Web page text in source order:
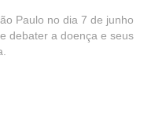
Paulo no dia 7 de junho
debater a doença e seus